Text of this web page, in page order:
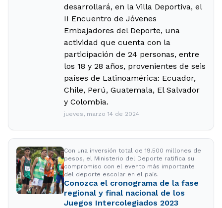
desarrollará, en la Villa Deportiva, el
II Encuentro de Jóvenes
Embajadores del Deporte, una
actividad que cuenta con la
participación de 24 personas, entre
los 18 y 28 años, provenientes de seis
países de Latinoamérica: Ecuador,
Chile, Perú, Guatemala, El Salvador
y Colombia.
jueves, marzo 14 de 2024
Con una inversión total de 19.500 millones de
pesos, el Ministerio del Deporte ratifica su
compromiso con el evento más importante
del deporte escolar en el país.
Conozca el cronograma de la fase
regional y final nacional de los
Juegos Intercolegiados 2023